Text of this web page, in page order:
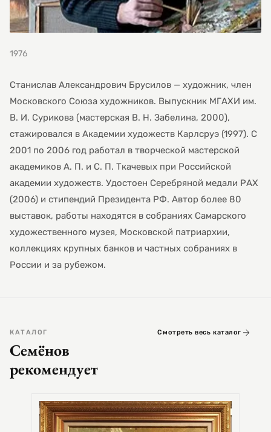
1976
Станислав Александрович Брусилов — художник, член
Московского Союза художников. Выпускник МГАХИ им.
В. И. Сурикова (мастерская В. Н. Забелина, 2000),
стажировался в Академии художеств Карлсруэ (1997). С
2001 по 2006 год работал в творческой мастерской
академиков А. П. и С. П. Ткачевых при Российской
академии художеств. Удостоен Серебряной медали РАХ
(2006) и стипендий Президента РФ. Автор более 80
выставок, работы находятся в собраниях Самарского
художественного музея, Московской патриархии,
коллекциях крупных банков и частных собраниях в
России и за рубежом.
КАТАЛОГ
Семёнов
рекомендует
Смотреть весь каталог